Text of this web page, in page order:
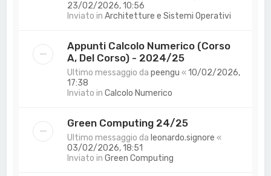
23/02/2026, 10:56
Inviato inArchitetture e Sistemi Operativi
Appunti Calcolo Numerico (Corso
A, Del Corso) - 2024/25
Ultimo messaggio dapeengu «10/02/2026,
17:38
Inviato inCalcolo Numerico
Green Computing 24/25
Ultimo messaggio da leonardo.signore «
03/02/2026, 18:51
Inviato inGreen Computing